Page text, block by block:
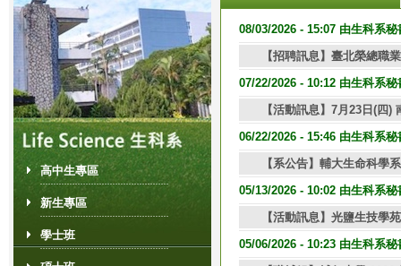
頁
面
1 2
高中生專區
新生專區
學士班
08/03/2026 - 15:07 由生科系秘
【招聘訊息】臺北榮總職
07/22/2026 - 10:12 由生科系秘
【活動訊息】7月23日(四)
06/22/2026 - 15:46 由生科系秘
【系公告】輔大生命科學
05/13/2026 - 10:02 由生科系秘
【活動訊息】光鹽生技學
05/06/2026 - 10:23 由生科系秘